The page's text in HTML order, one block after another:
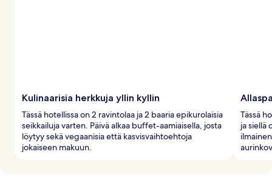
Kulinaarisia herkkuja yllin kyllin
Tässä hotellissa on 2 ravintolaa ja 2 baaria epikurolaisia
seikkailuja varten. Päivä alkaa buffet-aamiaisella, josta
löytyy sekä vegaanisia että kasvisvaihtoehtoja
jokaiseen makuun.
Tässä
ja siellä